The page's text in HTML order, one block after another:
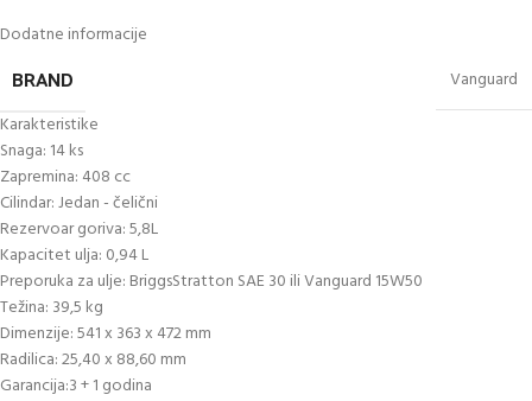
Dodatne informacije
BRAND
Vanguard
Karakteristike
Snaga: 14 ks
Zapremina: 408 cc
Cilindar: Jedan - čelični
Rezervoar goriva: 5,8L
Kapacitet ulja: 0,94 L
Preporuka za ulje: BriggsStratton SAE 30 ili Vanguard 15W50
Težina: 39,5 kg
Dimenzije: 541 x 363 x 472 mm
Radilica: 25,40 x 88,60 mm
Garancija:3 + 1 godina